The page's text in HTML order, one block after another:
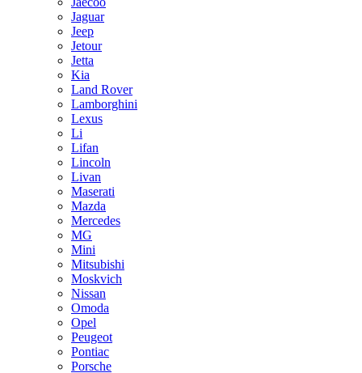
Jaguar
Jeep
Jetour
Jetta
Kia
Land Rover
Lamborghini
Lexus
Li
Lifan
Lincoln
Livan
Maserati
Mazda
Mercedes
MG
Mini
Mitsubishi
Moskvich
Nissan
Omoda
Opel
Peugeot
Pontiac
Porsche